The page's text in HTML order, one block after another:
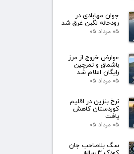
جوان مهابادی در
رودخانه لگبن غرق شد
۰۵ مرداد ۰۵
عوارض خروج از مرز
باشماق و تمرچین
رایگان اعلام شد
۰۵ مرداد ۰۵
نرخ بنزین در اقلیم
کوردستان کاهش
یافت
۰۵ مرداد ۰۵
سگ بلاصاحب جان